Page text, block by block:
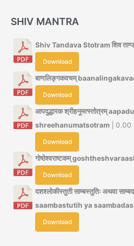
SHIV MANTRA
Shiv Tandava Stotram शिव
Download
बाणलिङ्गकवचम्
Download
आपदुद्धारक श्रीहनूमत्स्तोत्रम्
shreehanumatsotram | 0.00
Download
गोष्ठेश्वराष्टकम्
Download
दशश्लोकीस्तुती साम्बस्तुतिः अथवा
saambastutih ya
Download